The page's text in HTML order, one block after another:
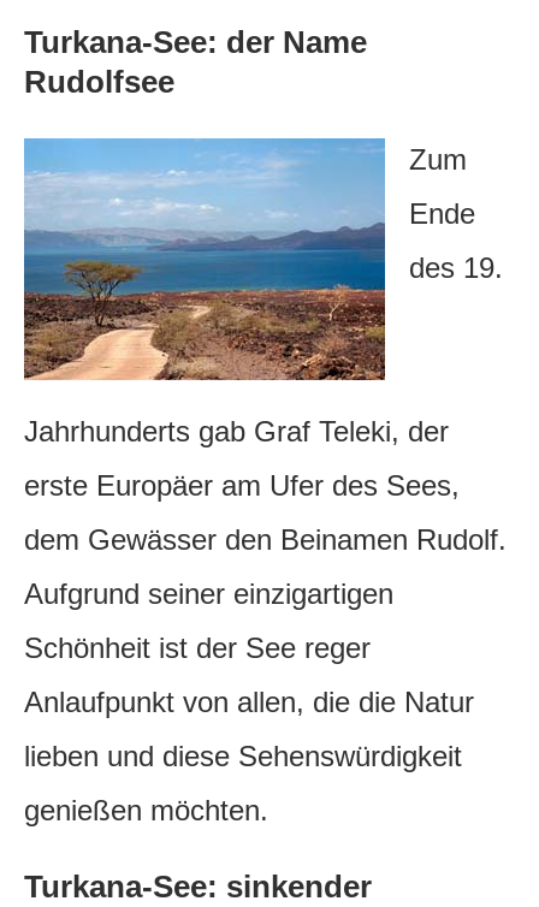
Turkana-See: der Name
Rudolfsee
Zum
Ende
des 19.
Jahrhunderts gab Graf Teleki, der
erste Europäer am Ufer des Sees,
dem Gewässer den Beinamen Rudolf.
Aufgrund seiner einzigartigen
Schönheit ist der See reger
Anlaufpunkt von allen, die die Natur
lieben und diese Sehenswürdigkeit
genießen möchten.
Turkana-See: sinkender